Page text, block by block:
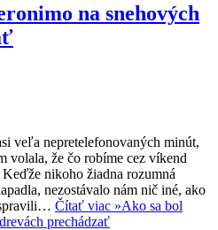
na snehových
veľa nepretelefonovaných minút,
volala, že čo robíme cez víkend
nikoho žiadna rozumná
nezostávalo nám nič iné, ako
Čítať viac »Ako sa bol
prechádzať